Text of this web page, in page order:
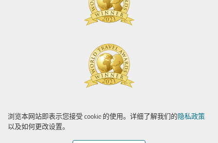
浏览本网站即表示您接受 cookie 的使用。详细了解我们的 隐私政策
以及如何更改设置。